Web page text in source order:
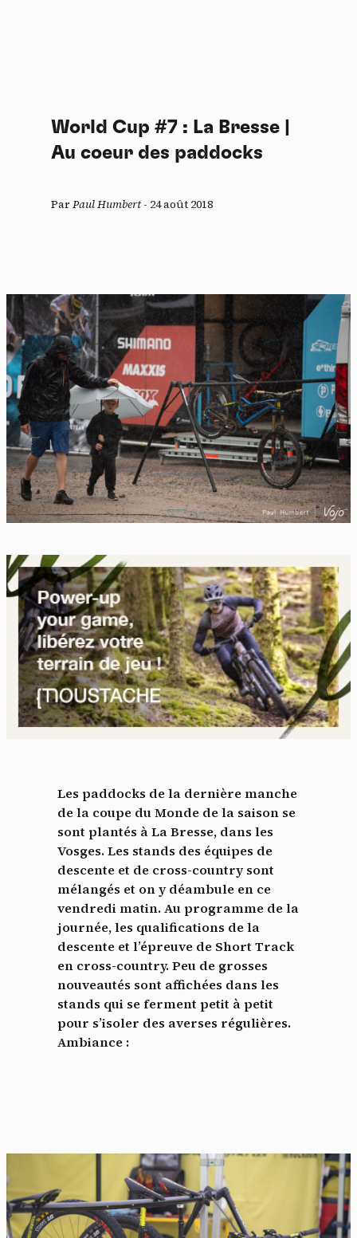
World Cup #7 : La Bresse |
Au coeur des paddocks
ParPaul Humbert- 24 août 2018
Les paddocks de la dernière manche
de la coupe du Monde de la saison se
sont plantés à La Bresse, dans les
Vosges. Les stands des équipes de
descente et de cross-country sont
mélangés et on y déambule en ce
vendredi matin. Au programme de la
journée, les qualifications de la
descente et l’épreuve de Short Track
en cross-country. Peu de grosses
nouveautés sont affichées dans les
stands qui se ferment petit à petit
pour s’isoler des averses régulières.
Ambiance :